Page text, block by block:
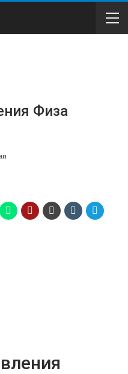
Физа